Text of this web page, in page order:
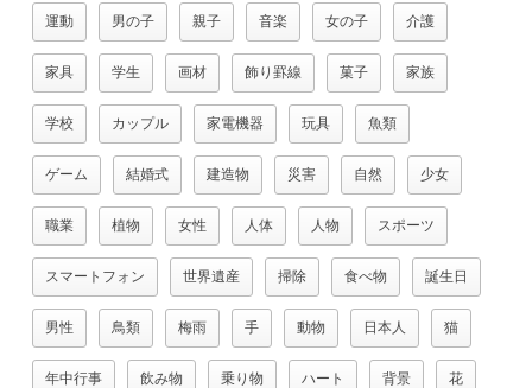
運動 男の子 親子 音楽 女の子 介護
家具 学生 画材 飾り罫線 菓子 家族
学校 カップル 家電機器 玩具 魚類
ゲーム 結婚式 建造物 災害 自然 少女
職業 植物 女性 人体 人物 スポーツ
スマートフォン 世界遺産 掃除 食べ物 誕生日
男性 鳥類 梅雨 手 動物 日本人 猫
年中行事 飲み物 乗り物 ハート 背景 花